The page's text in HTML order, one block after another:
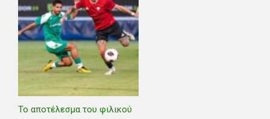
Το αποτέλεσμα του φιλικού